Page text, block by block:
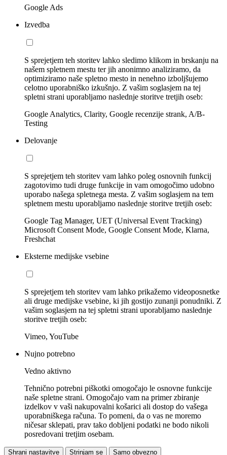
Google Ads
Izvedba
S sprejetjem teh storitev lahko sledimo klikom in brskanju na
našem spletnem mestu ter jih anonimno analiziramo, da
optimiziramo naše spletno mesto in nenehno izboljšujemo
celotno uporabniško izkušnjo. Z vašim soglasjem na tej
spletni strani uporabljamo naslednje storitve tretjih oseb:
Google Analytics, Clarity, Google recenzije strank, A/B-
Testing
Delovanje
S sprejetjem teh storitev vam lahko poleg osnovnih funkcij
zagotovimo tudi druge funkcije in vam omogočimo udobno
uporabo našega spletnega mesta. Z vašim soglasjem na tem
spletnem mestu uporabljamo naslednje storitve tretjih oseb:
Google Tag Manager, UET (Universal Event Tracking)
Microsoft Consent Mode, Google Consent Mode, Klarna,
Freshchat
Eksterne medijske vsebine
S sprejetjem teh storitev vam lahko prikažemo videoposnetke
ali druge medijske vsebine, ki jih gostijo zunanji ponudniki. Z
vašim soglasjem na tej spletni strani uporabljamo naslednje
storitve tretjih oseb:
Vimeo, YouTube
Nujno potrebno
Vedno aktivno
Tehnično potrebni piškotki omogočajo le osnovne funkcije
naše spletne strani. Omogočajo vam na primer zbiranje
izdelkov v vaši nakupovalni košarici ali dostop do vašega
uporabniškega računa. To pomeni, da o vas ne moremo
ničesar sklepati, prav tako dobljeni podatki ne bodo nikoli
posredovani tretjim osebam.
Shrani nastavitve Strinjam se Samo obvezno